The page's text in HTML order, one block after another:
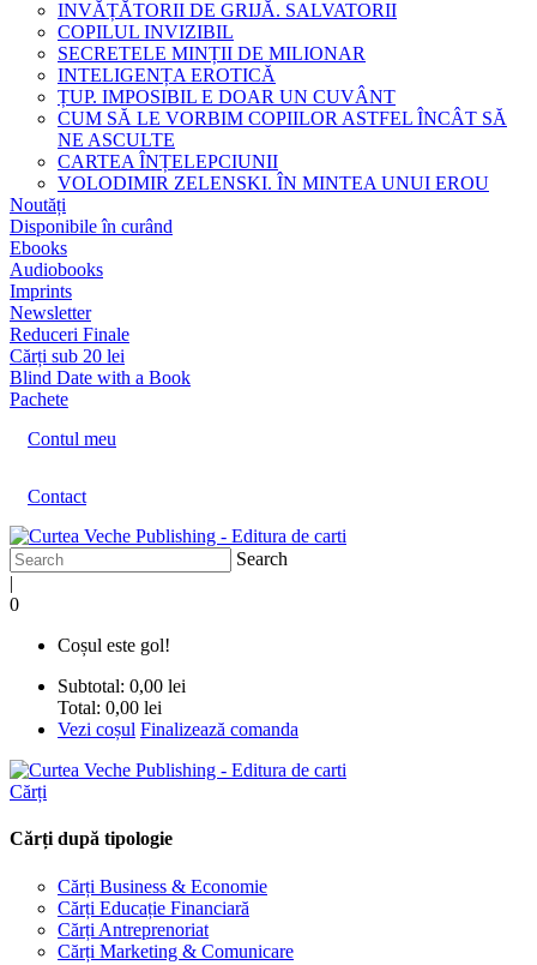
INVĂȚĂTORII DE GRIJĂ. SALVATORII
COPILUL INVIZIBIL
SECRETELE MINȚII DE MILIONAR
INTELIGENȚA EROTICĂ
ȚUP. IMPOSIBIL E DOAR UN CUVÂNT
CUM SĂ LE VORBIM COPIILOR ASTFEL ÎNCÂT SĂ
NE ASCULTE
CARTEA ÎNȚELEPCIUNII
VOLODIMIR ZELENSKI. ÎN MINTEA UNUI EROU
Noutăți
Disponibile în curând
Ebooks
Audiobooks
Imprints
Newsletter
Reduceri Finale
Cărți sub 20 lei
Blind Date with a Book
Pachete
Contul meu
Contact
Search
|
0
Coșul este gol!
Subtotal: 0,00 lei
Total: 0,00 lei
Vezi coșul Finalizează comanda
Cărți
Cărți după tipologie
Cărți Business & Economie
Cărți Educație Financiară
Cărți Antreprenoriat
Cărți Marketing & Comunicare